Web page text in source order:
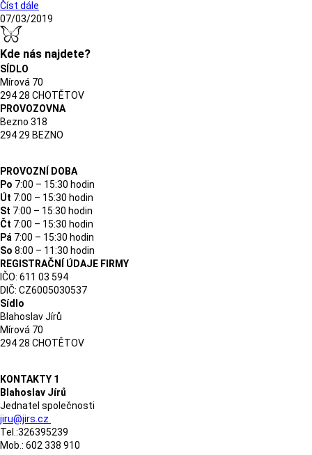
Číst dále
07/03/2019
Kde nás najdete?
SÍDLO
Mírová 70
294 28 CHOTĚTOV
PROVOZOVNA
Bezno 318
294 29 BEZNO
PROVOZNÍ DOBA
Po 7:00 – 15:30 hodin
Út 7:00 – 15:30 hodin
St 7:00 – 15:30 hodin
Čt 7:00 – 15:30 hodin
Pá 7:00 – 15:30 hodin
So 8:00 – 11:30 hodin
REGISTRAČNÍ ÚDAJE FIRMY
IČO: 611 03 594
DIČ: CZ6005030537
Sídlo
Blahoslav Jírů
Mírová 70
294 28 CHOTĚTOV
KONTAKTY 1
Blahoslav Jírů
Jednatel společnosti
jiru@jirs.cz
Tel.:326395239
Mob.: 602 338 910